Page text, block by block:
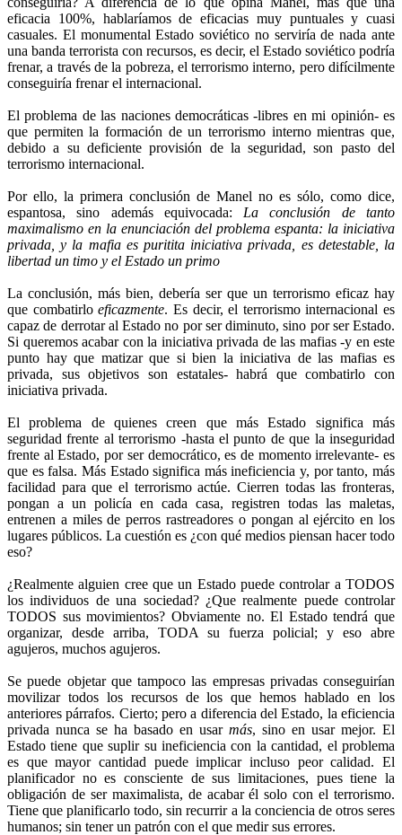
eficacia 100%, hablaríamos de eficacias muy puntuales y cuasi
casuales. El monumental Estado soviético no serviría de nada ante
una banda terrorista con recursos, es decir, el Estado soviético podría
frenar, a través de la pobreza, el terrorismo interno, pero difícilmente
conseguiría frenar el internacional.
El problema de las naciones democráticas -libres en mi opinión- es
que permiten la formación de un terrorismo interno mientras que,
debido a su deficiente provisión de la seguridad, son pasto del
terrorismo internacional.
Por ello, la primera conclusión de Manel no es sólo, como dice,
espantosa, sino además equivocada: La conclusión de tanto
maximalismo en la enunciación del problema espanta: la iniciativa
privada, y la mafia es puritita iniciativa privada, es detestable, la
libertad un timo y el Estado un primo
La conclusión, más bien, debería ser que un terrorismo eficaz hay
que combatirloeficazmente. Es decir, el terrorismo internacional es
capaz de derrotar al Estado no por ser diminuto, sino por ser Estado.
Si queremos acabar con la iniciativa privada de las mafias -y en este
punto hay que matizar que si bien la iniciativa de las mafias es
privada, sus objetivos son estatales- habrá que combatirlo con
iniciativa privada.
El problema de quienes creen que más Estado significa más
seguridad frente al terrorismo -hasta el punto de que la inseguridad
frente al Estado, por ser democrático, es de momento irrelevante- es
que es falsa. Más Estado significa más ineficiencia y, por tanto, más
facilidad para que el terrorismo actúe. Cierren todas las fronteras,
pongan a un policía en cada casa, registren todas las maletas,
entrenen a miles de perros rastreadores o pongan al ejército en los
lugares públicos. La cuestión es ¿con qué medios piensan hacer todo
eso?
¿Realmente alguien cree que un Estado puede controlar a TODOS
los individuos de una sociedad? ¿Que realmente puede controlar
TODOS sus movimientos? Obviamente no. El Estado tendrá que
organizar, desde arriba, TODA su fuerza policial; y eso abre
agujeros, muchos agujeros.
Se puede objetar que tampoco las empresas privadas conseguirían
movilizar todos los recursos de los que hemos hablado en los
anteriores párrafos. Cierto; pero a diferencia del Estado, la eficiencia
privada nunca se ha basado en usar más, sino en usar mejor. El
Estado tiene que suplir su ineficiencia con la cantidad, el problema
es que mayor cantidad puede implicar incluso peor calidad. El
planificador no es consciente de sus limitaciones, pues tiene la
obligación de ser maximalista, de acabar él solo con el terrorismo.
Tiene que planificarlo todo, sin recurrir a la conciencia de otros seres
humanos; sin tener un patrón con el que medir sus errores.